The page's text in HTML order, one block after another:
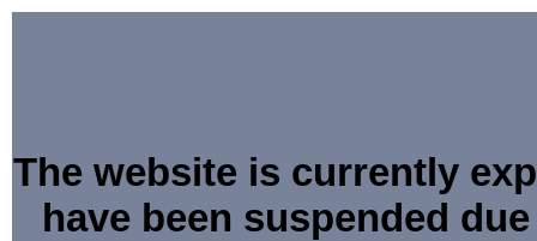
The website is currently
have been suspended